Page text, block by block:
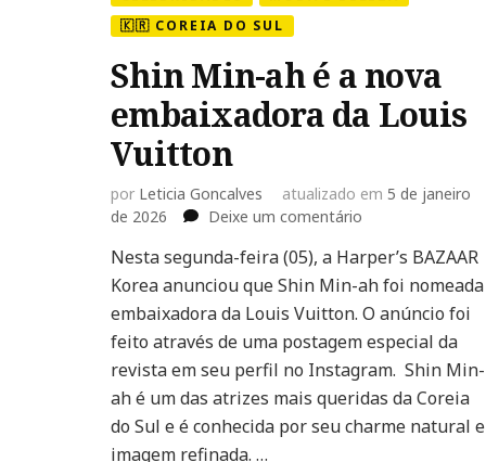
🇰🇷 COREIA DO SUL
Shin Min-ah é a nova
embaixadora da Louis
Vuitton
por Leticia Goncalves atualizado em 5 de janeiro
de 2026
Deixe um comentário
Min-
ah
é
nova
embaixadora
da
Louis
Nesta segunda-feira (05), a Harper’s BAZAAR
Korea anunciou que Shin Min-ah foi nomeada
embaixadora da Louis Vuitton. O anúncio foi
feito através de uma postagem especial da
revista em seu perfil no Instagram. Shin Min-
ah é um das atrizes mais queridas da Coreia
do Sul e é conhecida por seu charme natural e
imagem refinada. …